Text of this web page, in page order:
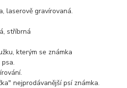
laserově gravírovaná.
stříbrná
kterým se známka
nejprodávanější psí známka.